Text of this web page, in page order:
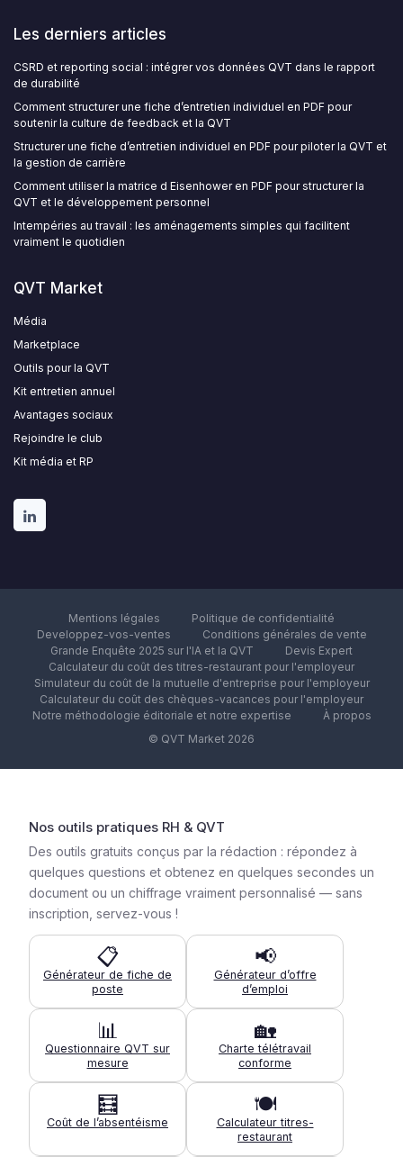
Les derniers articles
CSRD et reporting social : intégrer vos données QVT dans le rapport
de durabilité
Comment structurer une fiche d’entretien individuel en PDF pour
soutenir la culture de feedback et la QVT
Structurer une fiche d’entretien individuel en PDF pour piloter la QVT et
la gestion de carrière
Comment utiliser la matrice d Eisenhower en PDF pour structurer la
QVT et le développement personnel
Intempéries au travail : les aménagements simples qui facilitent
vraiment le quotidien
QVT Market
Média
Marketplace
Outils pour la QVT
Kit entretien annuel
Avantages sociaux
Rejoindre le club
Kit média et RP
Mentions légales
Politique de confidentialité
Developpez-vos-ventes
Conditions générales de vente
Grande Enquête 2025 sur l'IA et la QVT
Devis Expert
Calculateur du coût des titres-restaurant pour l'employeur
Simulateur du coût de la mutuelle d'entreprise pour l'employeur
Calculateur du coût des chèques-vacances pour l'employeur
Notre méthodologie éditoriale et notre expertise
À propos
© QVT Market 2026
Nos outils pratiques RH & QVT
Des outils gratuits conçus par la rédaction : répondez à
quelques questions et obtenez en quelques secondes un
document ou un chiffrage vraiment personnalisé — sans
inscription, servez-vous !
📋
Générateur de fiche de
poste
📢
Générateur d’offre
d’emploi
📊
Questionnaire QVT sur
mesure
🏡
Charte télétravail
conforme
🧮
Coût de l’absentéisme
🍽️
Calculateur titres-
restaurant